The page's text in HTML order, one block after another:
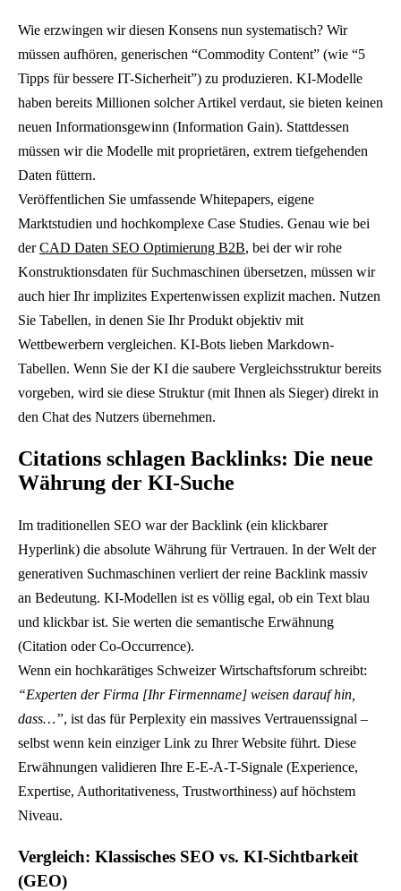
Wie erzwingen wir diesen Konsens nun systematisch? Wir
müssen aufhören, generischen “Commodity Content” (wie “5
Tipps für bessere IT-Sicherheit”) zu produzieren. KI-Modelle
haben bereits Millionen solcher Artikel verdaut, sie bieten keinen
neuen Informationsgewinn (Information Gain). Stattdessen
müssen wir die Modelle mit proprietären, extrem tiefgehenden
Daten füttern.
Veröffentlichen Sie umfassende Whitepapers, eigene
Marktstudien und hochkomplexe Case Studies. Genau wie bei
derCAD Daten SEO Optimierung B2B, bei der wir rohe
Konstruktionsdaten für Suchmaschinen übersetzen, müssen wir
auch hier Ihr implizites Expertenwissen explizit machen. Nutzen
Sie Tabellen, in denen Sie Ihr Produkt objektiv mit
Wettbewerbern vergleichen. KI-Bots lieben Markdown-
Tabellen. Wenn Sie der KI die saubere Vergleichsstruktur bereits
vorgeben, wird sie diese Struktur (mit Ihnen als Sieger) direkt in
den Chat des Nutzers übernehmen.
Citations schlagen Backlinks: Die neue
Währung der KI-Suche
Im traditionellen SEO war der Backlink (ein klickbarer
Hyperlink) die absolute Währung für Vertrauen. In der Welt der
generativen Suchmaschinen verliert der reine Backlink massiv
an Bedeutung. KI-Modellen ist es völlig egal, ob ein Text blau
und klickbar ist. Sie werten die semantische Erwähnung
(Citation oder Co-Occurrence).
Wenn ein hochkarätiges Schweizer Wirtschaftsforum schreibt:
“Experten der Firma [Ihr Firmenname] weisen darauf hin,
dass…”, ist das für Perplexity ein massives Vertrauenssignal –
selbst wenn kein einziger Link zu Ihrer Website führt. Diese
Erwähnungen validieren Ihre E-E-A-T-Signale (Experience,
Expertise, Authoritativeness, Trustworthiness) auf höchstem
Niveau.
Vergleich: Klassisches SEO vs. KI-Sichtbarkeit
(GEO)